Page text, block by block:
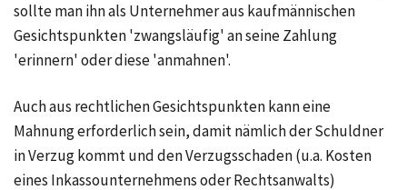
sollte man ihn als Unternehmer aus kaufmännischen
Gesichtspunkten 'zwangsläufig' an seine Zahlung
'erinnern' oder diese 'anmahnen'.
Auch aus rechtlichen Gesichtspunkten kann eine
Mahnung erforderlich sein, damit nämlich der Schuldner
in Verzug kommt und den Verzugsschaden (u.a. Kosten
eines Inkassounternehmens oder Rechtsanwalts)